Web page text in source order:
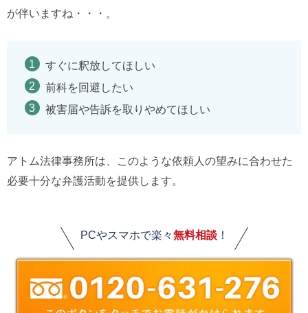
が伴いますね・・・。
すぐに釈放してほしい
前科を回避したい
被害届や告訴を取りやめてほしい
アトム法律事務所は、このような依頼人の望みに合わせた
必要十分な弁護活動を提供します。
PCやスマホで楽々無料相談！